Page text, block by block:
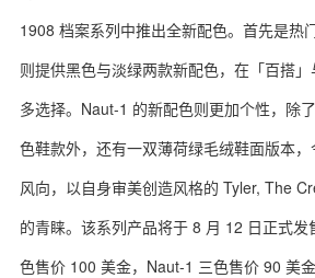
1908 档案系列中推出全新配色。首先是热
则提供黑色与淡绿两款新配色，在「百搭
多选择。Naut-1 的新配色则更加个性，除
色鞋款外，还有一双薄荷绿毛绒鞋面版本
风向，以自身审美创造风格的 Tyler, The
的青睐。该系列产品将于 8 月 12 日正式
色售价 100 美金，Naut-1 三色售价 90 美金